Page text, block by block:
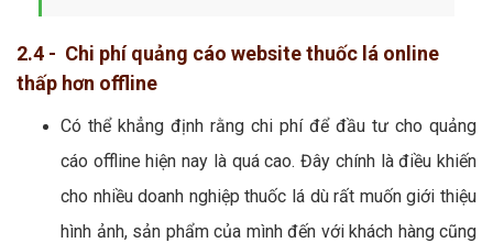
2.4 - Chi phí quảng cáo website thuốc lá online
thấp hơn offline
Có thể khẳng định rằng chi phí để đầu tư cho quảng
cáo offline hiện nay là quá cao. Đây chính là điều khiến
cho nhiều doanh nghiệp thuốc lá dù rất muốn giới thiệu
hình ảnh, sản phẩm của mình đến với khách hàng cũng